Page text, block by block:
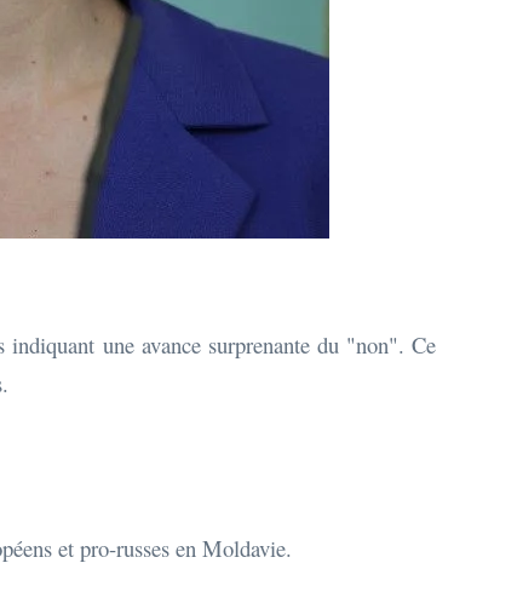
une avance surprenante du "non". Ce
et pro-russes en Moldavie.